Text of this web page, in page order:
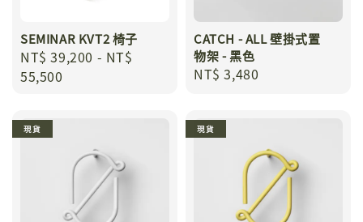
SEMINAR KVT2 椅子
Regular
price
NT$ 39,200 - NT$
55,500
CATCH - ALL 壁掛式置
物架 - 黑色
Regular
NT$ 3,480
現貨 現貨